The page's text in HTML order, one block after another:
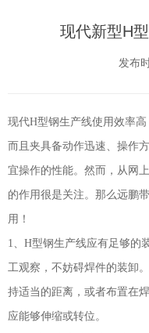
现代新型H
发布
现代H型钢生产线使用效率
而且夹具备动作迅速、操作
宜操作的性能。然而，从网
的作用很是关注。那么远鹏
用！
1、H型钢生产线应有足够的
工观察，不妨碍焊件的装卸
持适当的距离，或者布置在
应能够伸缩或转位。